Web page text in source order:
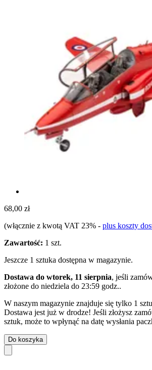
68,00 zł
(włącznie z kwotą VAT 23% - plus koszty
Zawartość: 1 szt.
Jeszcze 1 sztuka dostępna w magazynie.
Dostawa do wtorek, 11 sierpnia, jeśli
złożone do niedziela do 23:59 godz..
W naszym magazynie znajduje się tylko 1
Dostawa jest już w drodze! Jeśli złożysz
sztuk, może to wpłynąć na datę wysłania
Do koszyka